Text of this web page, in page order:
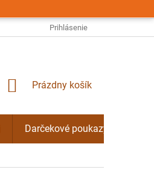
PODMIENKY OCHRANY OSOBNÝCH
Prihlásenie
NÁKUPNÝ
Prázdny košík
Darčekové poukazy